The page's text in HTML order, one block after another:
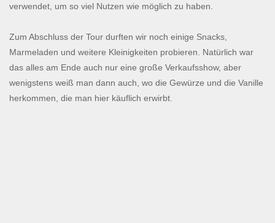
verwendet, um so viel Nutzen wie möglich zu haben.
Zum Abschluss der Tour durften wir noch einige Snacks,
Marmeladen und weitere Kleinigkeiten probieren. Natürlich war
das alles am Ende auch nur eine große Verkaufsshow, aber
wenigstens weiß man dann auch, wo die Gewürze und die Vanille
herkommen, die man hier käuflich erwirbt.